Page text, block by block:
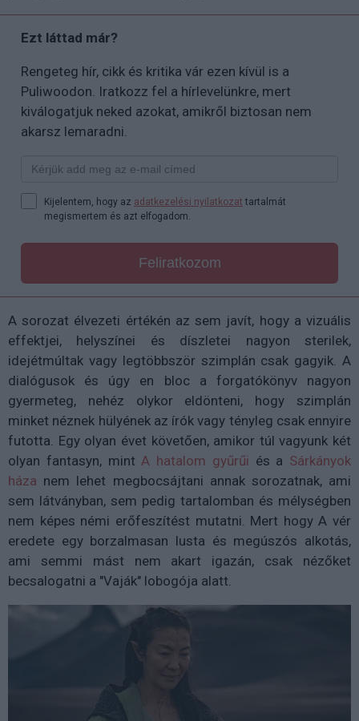
Ezt láttad már?
Rengeteg hír, cikk és kritika vár ezen kívül is a
Puliwoodon. Iratkozz fel a hírlevelünkre, mert
kiválogatjuk neked azokat, amikről biztosan nem
akarsz lemaradni.
Kijelentem, hogy az adatkezelési nyilatkozat tartalmát
megismertem és azt elfogadom.
Feliratkozom
A sorozat élvezeti értékén az sem javít, hogy a vizuális
effektjei, helyszínei és díszletei nagyon sterilek,
idejétmúltak vagy legtöbbször szimplán csak gagyik. A
dialógusok és úgy en bloc a forgatókönyv nagyon
gyermeteg, nehéz olykor eldönteni, hogy szimplán
minket néznek hülyének az írók vagy tényleg csak ennyire
futotta. Egy olyan évet követően, amikor túl vagyunk két
olyan fantasyn, mint A hatalom gyűrűi és a Sárkányok
háza nem lehet megbocsájtani annak sorozatnak, ami
sem látványban, sem pedig tartalomban és mélységben
nem képes némi erőfeszítést mutatni. Mert hogy A vér
eredete egy borzalmasan lusta és megúszós alkotás,
ami semmi mást nem akart igazán, csak nézőket
becsalogatni a "Vaják" lobogója alatt.